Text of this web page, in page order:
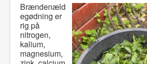
Brændenæld
egødning er
rig på
nitrogen,
kalium,
magnesium,